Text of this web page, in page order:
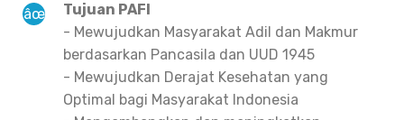
Tujuan PAFI
- Mewujudkan Masyarakat Adil dan Makmur
berdasarkan Pancasila dan UUD 1945
- Mewujudkan Derajat Kesehatan yang
Optimal bagi Masyarakat Indonesia